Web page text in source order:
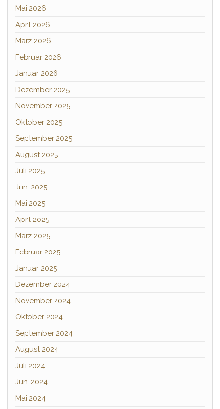
Mai 2026
April 2026
März 2026
Februar 2026
Januar 2026
Dezember 2025
November 2025
Oktober 2025
September 2025
August 2025
Juli 2025
Juni 2025
Mai 2025
April 2025
März 2025
Februar 2025
Januar 2025
Dezember 2024
November 2024
Oktober 2024
September 2024
August 2024
Juli 2024
Juni 2024
Mai 2024